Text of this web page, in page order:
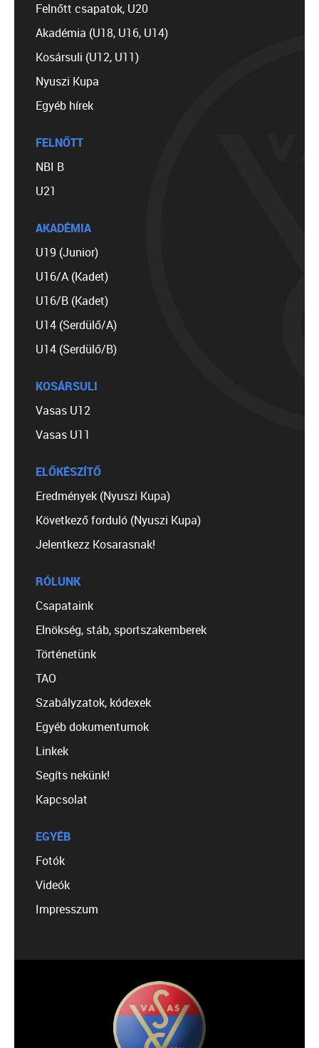
Felnőtt csapatok, U20
Akadémia (U18, U16, U14)
Kosársuli (U12, U11)
Nyuszi Kupa
Egyéb hírek
FELNŐTT
NBI B
U21
AKADÉMIA
U19 (Junior)
U16/A (Kadet)
U16/B (Kadet)
U14 (Serdülő/A)
U14 (Serdülő/B)
KOSÁRSULI
Vasas U12
Vasas U11
ELŐKÉSZÍTŐ
Eredmények (Nyuszi Kupa)
Következő forduló (Nyuszi Kupa)
Jelentkezz Kosarasnak!
RÓLUNK
Csapataink
Elnökség, stáb, sportszakemberek
Történetünk
TAO
Szabályzatok, kódexek
Egyéb dokumentumok
Linkek
Segíts nekünk!
Kapcsolat
EGYÉB
Fotók
Videók
Impresszum